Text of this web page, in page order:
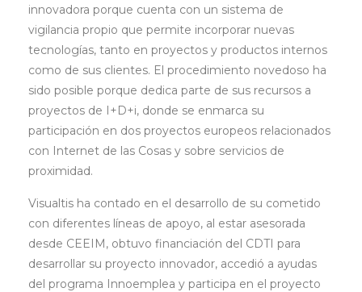
innovadora porque cuenta con un sistema de
vigilancia propio que permite incorporar nuevas
tecnologías, tanto en proyectos y productos internos
como de sus clientes. El procedimiento novedoso ha
sido posible porque dedica parte de sus recursos a
proyectos de I+D+i, donde se enmarca su
participación en dos proyectos europeos relacionados
con Internet de las Cosas y sobre servicios de
proximidad.
Visualtis ha contado en el desarrollo de su cometido
con diferentes líneas de apoyo, al estar asesorada
desde CEEIM, obtuvo financiación del CDTI para
desarrollar su proyecto innovador, accedió a ayudas
del programa Innoemplea y participa en el proyecto